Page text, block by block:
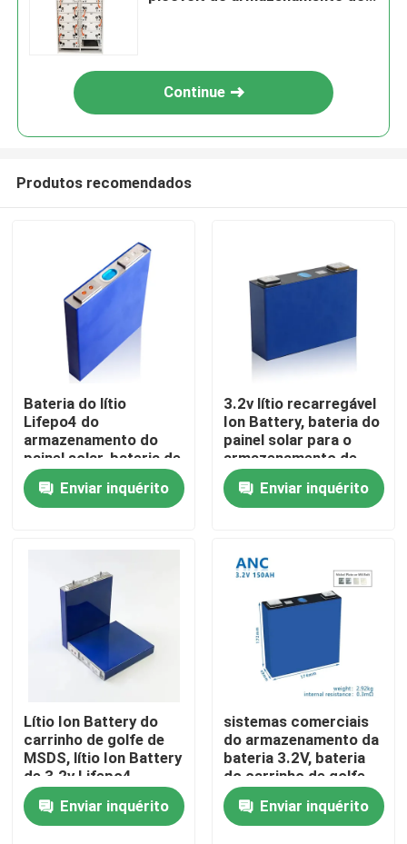
Casa
Produtos
Fábrica
Controle de Qualidade
Fale Conosco
notícias
Todos os casos
Continue
Produtos recomendados
Bateria do lítio
Lifepo4 do
armazenamento do
painel solar, bateria de
100ah 3.2v Lifepo4
Enviar inquérito
3.2v lítio recarregável
Ion Battery, bateria do
painel solar para o
armazenamento de
energia
Enviar inquérito
Lítio Ion Battery do
carrinho de golfe de
MSDS, lítio Ion Battery
de 3.2v Lifepo4
Enviar inquérito
sistemas comerciais
do armazenamento da
bateria 3.2V, bateria
do carrinho de golfe
de 100ah Lifepo4
Enviar inquérito